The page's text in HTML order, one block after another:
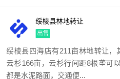
绥棱县林地转让
出售
绥棱县四海店有211亩林地转让，
云杉166亩，云杉行间距8根垄可
都是水泥路面，交通便...